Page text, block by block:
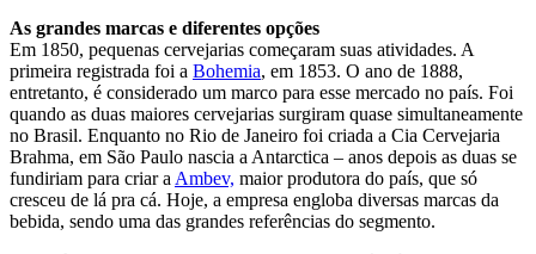
As grandes marcas e diferentes opções
Em 1850, pequenas cervejarias começaram suas atividades. A
primeira registrada foi a Bohemia, em 1853. O ano de 1888,
entretanto, é considerado um marco para esse mercado no país. Foi
quando as duas maiores cervejarias surgiram quase simultaneamente
no Brasil. Enquanto no Rio de Janeiro foi criada a Cia Cervejaria
Brahma, em São Paulo nascia a Antarctica – anos depois as duas se
fundiriam para criar a Ambev, maior produtora do país, que só
cresceu de lá pra cá. Hoje, a empresa engloba diversas marcas da
bebida, sendo uma das grandes referências do segmento.